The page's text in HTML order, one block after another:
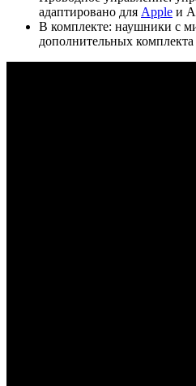
адаптировано для Apple и
В комплекте: наушники с
дополнительных